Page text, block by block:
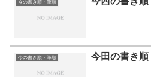
今の書き順・筆順
今の書き順・筆順 今田の書き順